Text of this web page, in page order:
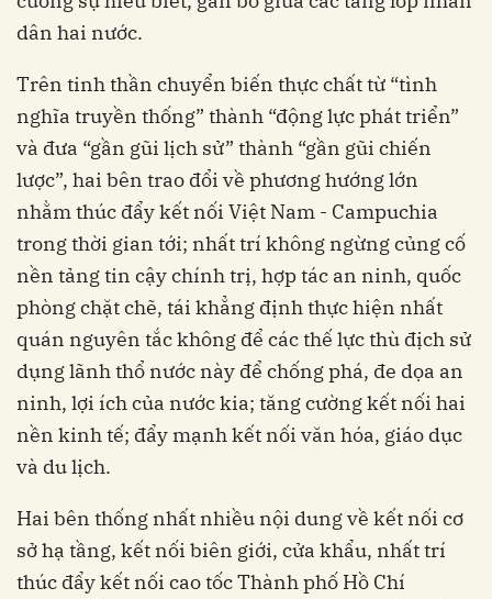
dân hai nước.
Trên tinh thần chuyển biến thực chất từ “tình
nghĩa truyền thống” thành “động lực phát triển”
và đưa “gần gũi lịch sử” thành “gần gũi chiến
lược”, hai bên trao đổi về phương hướng lớn
nhằm thúc đẩy kết nối Việt Nam - Campuchia
trong thời gian tới; nhất trí không ngừng củng cố
nền tảng tin cậy chính trị, hợp tác an ninh, quốc
phòng chặt chẽ, tái khẳng định thực hiện nhất
quán nguyên tắc không để các thế lực thù địch sử
dụng lãnh thổ nước này để chống phá, đe dọa an
ninh, lợi ích của nước kia; tăng cường kết nối hai
nền kinh tế; đẩy mạnh kết nối văn hóa, giáo dục
và du lịch.
Hai bên thống nhất nhiều nội dung về kết nối cơ
sở hạ tầng, kết nối biên giới, cửa khẩu, nhất trí
thúc đẩy kết nối cao tốc Thành phố Hồ Chí